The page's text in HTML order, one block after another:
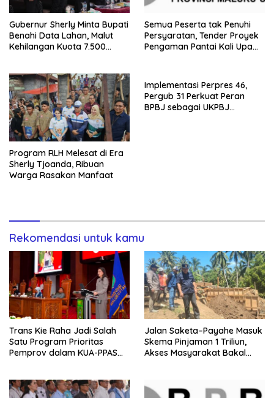
Gubernur Sherly Minta Bupati
Benahi Data Lahan, Malut
Kehilangan Kuota 7.500
Semua Peserta tak Penuhi
Persyaratan, Tender Proyek
Pengaman Pantai Kali Upa
Program RLH Melesat di Era
Sherly Tjoanda, Ribuan
Warga Rasakan Manfaat
Implementasi Perpres 46,
Pergub 31 Perkuat Peran
BPBJ sebagai UKPBJ
Rekomendasi untuk kamu
Trans Kie Raha Jadi Salah
Satu Program Prioritas
Pemprov dalam KUA-PPAS
Jalan Saketa–Payahe Masuk
Skema Pinjaman 1 Triliun,
Akses Masyarakat Bakal